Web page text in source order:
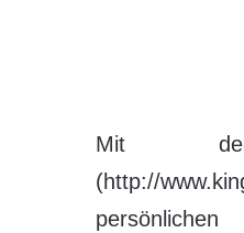
Mit
(http://